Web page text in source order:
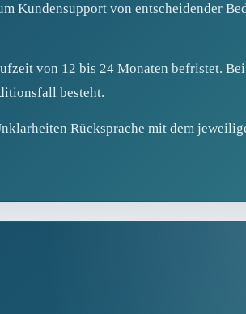
Kundensupport von entscheidender
von 12 bis 24 Monaten befristet. Bei
besteht.
Rücksprache mit dem